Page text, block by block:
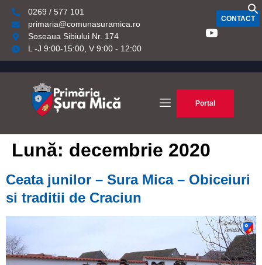
0269 / 577 101
primaria@comunasuramica.ro
Soseaua Sibiului Nr. 174
L -J 9:00-15:00, V 9:00 - 12:00
CONTACT
Portal
Lună: decembrie 2020
Ceata junilor – Sura Mica – Obiceiuri
si traditii de Craciun